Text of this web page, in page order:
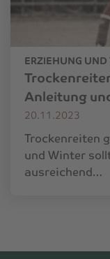
ERZIEHUNG
Anleitung
20.11.2023
Trockenreiten
und Winter
ausreichend…